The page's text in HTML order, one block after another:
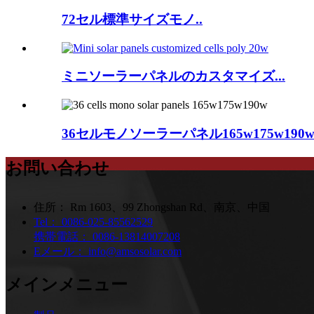
72セル標準サイズモノ..
ミニソーラーパネルのカスタマイズ...
36セルモノソーラーパネル165w175w190w
お問い合わせ
住所： Rm 1603、99 Zhongshan Rd、南京、中国
Tel： 0086-025-85562529
携帯電話： 0086-13814007208
Eメール： info@amsosolar.com
メインメニュー